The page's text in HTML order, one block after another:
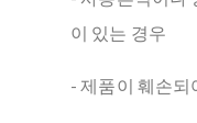
이 있는 경우
- 제품이 훼손